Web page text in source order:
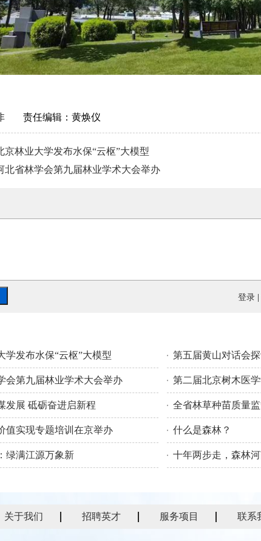
责任编辑： 黄焕仪
京林业大学发布水保“云枢”大模型
北省林学会第九届林业学术大会举办
登录
学发布水保“云枢”大模型 第五届黄山对话会
会第九届林业学术大会举办 第二届北京树木医
发展 砥砺奋进启新程
值实现专题培训在京举办 什么是森林？
绿满江源万象新 十年两步走，森林
关于我们 招聘英才 服务项目 联系